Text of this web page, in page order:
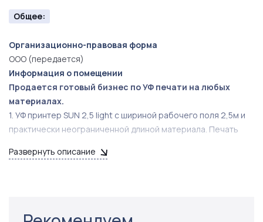
Общее:
Организационно-правовая форма
ООО (передается)
Информация о помещении
Продается готовый бизнес по УФ печати на любых
материалах.
1. УФ принтер SUN 2,5 light c шириной рабочего поля 2,5м и
практически неограниченной длиной материала. Печать
На принтер еще полгода действует гарантия
Так же передадим контакты поставщиков всех расходных
Развернуть описание